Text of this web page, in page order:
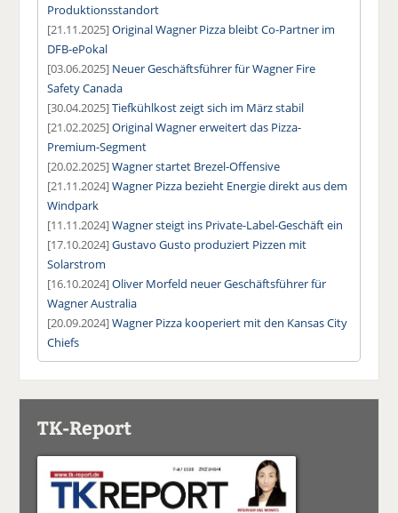
Produktionsstandort
[21.11.2025]Original Wagner Pizza bleibt Co-Partner im
DFB-ePokal
[03.06.2025] Neuer Geschäftsführer für Wagner Fire
Safety Canada
[30.04.2025]Tiefkühlkost zeigt sich im März stabil
[21.02.2025]Original Wagner erweitert das Pizza-
Premium-Segment
[20.02.2025]Wagner startet Brezel-Offensive
[21.11.2024]Wagner Pizza bezieht Energie direkt aus dem
Windpark
[11.11.2024]Wagner steigt ins Private-Label-Geschäft ein
[17.10.2024]Gustavo Gusto produziert Pizzen mit
Solarstrom
[16.10.2024]Oliver Morfeld neuer Geschäftsführer für
Wagner Australia
[20.09.2024]Wagner Pizza kooperiert mit den Kansas City
Chiefs
TK-Report